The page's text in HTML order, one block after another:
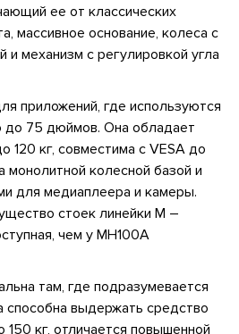
ее от классических
массивное основание, колеса с
и механизм с регулировкой угла
приложений, где используются
до 75 дюймов. Она обладает
120 кг, совместима с VESA до
колесной базой и
для медиаплеера и камеры.
стоек линейки М –
чем у MH100A
там, где подразумевается
способна выдержать средство
кг, отличается повышенной